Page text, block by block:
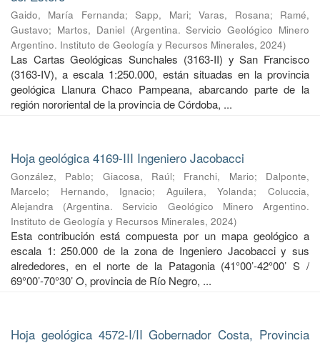
Gaido, María Fernanda;Sapp, Mari;Varas, Rosana; Ramé,
Gustavo; Martos, Daniel (Argentina. Servicio Geológico Minero
Argentino. Instituto de Geología y Recursos Minerales, 2024)
Las Cartas Geológicas Sunchales (3163-II) y San Francisco
(3163-IV), a escala 1:250.000, están situadas en la provincia
geológica Llanura Chaco Pampeana, abarcando parte de la
región nororiental de la provincia de Córdoba, ...
Hoja geológica 4169-III Ingeniero Jacobacci
González, Pablo; Giacosa, Raúl; Franchi, Mario; Dalponte,
Marcelo; Hernando, Ignacio; Aguilera, Yolanda;Coluccia,
Alejandra
(Argentina. Servicio Geológico Minero Argentino.
Instituto de Geología y Recursos Minerales, 2024)
Esta contribución está compuesta por un mapa geológico a
escala 1: 250.000 de la zona de Ingeniero Jacobacci y sus
alrededores, en el norte de la Patagonia (41°00’-42°00’ S /
69°00’-70°30’ O, provincia de Río Negro, ...
Hoja geológica 4572-I/II Gobernador Costa, Provincia